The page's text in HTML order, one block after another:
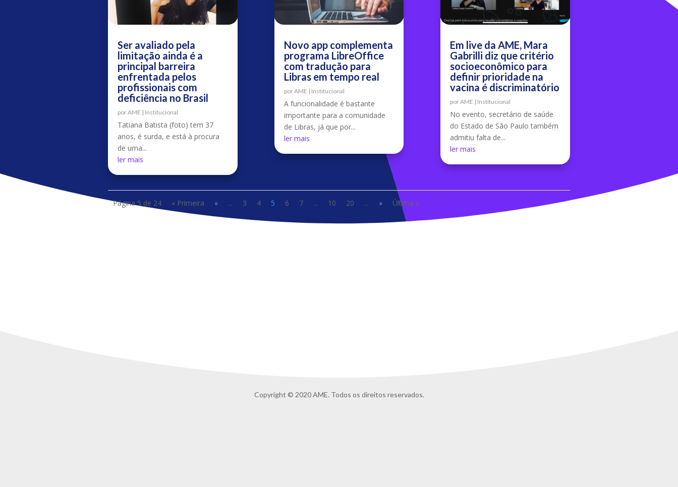
Ser avaliado pela
limitação ainda é a
principal barreira
enfrentada pelos
profissionais com
deficiência no Brasil
porAME | Institucional
Tatiana Batista (foto) tem 37
anos, é surda, e está à procura
de uma...
ler mais
Novo app complementa
programa LibreOffice
com tradução para
Libras em tempo real
porAME | Institucional
A funcionalidade é bastante
importante para a comunidade
de Libras, já que por...
ler mais
Em live da AME, Mara
Gabrilli diz que critério
socioeconômico para
definir prioridade na
vacina é discriminatório
porAME | Institucional
No evento, secretário de saúde
do Estado de São Paulo também
admitiu falta de...
ler mais
Página 5 de 24 « Primeira « ... 3 4 5 6 7 ... 10 20 ... » Última »
Copyright © 2020 AME. Todos os direitos reservados.